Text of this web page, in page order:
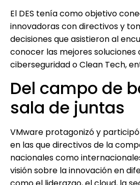
El DES tenía como objetivo
innovadoras con directivos y
decisiones que asistieron al
conocer las mejores soluciones
ciberseguridad o Clean Tech,
Del campo de
sala de juntas
VMware protagonizó y
en las que directivos de la
nacionales como
visión sobre la innovación en